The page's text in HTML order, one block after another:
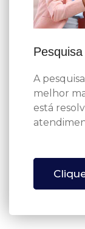
A
melhor
está